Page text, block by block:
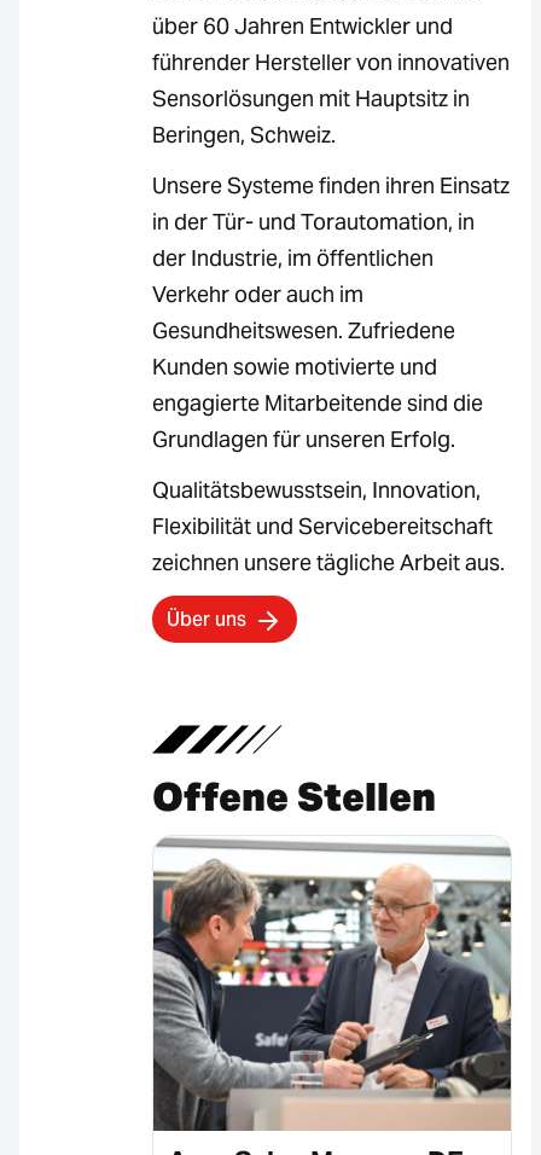
über 60 Jahren Entwickler und
führender Hersteller von innovativen
Sensorlösungen mit Hauptsitz in
Beringen, Schweiz.
Unsere Systeme finden ihren Einsatz
in der Tür- und Torautomation, in
der Industrie, im öffentlichen
Verkehr oder auch im
Gesundheitswesen. Zufriedene
Kunden sowie motivierte und
engagierte Mitarbeitende sind die
Grundlagen für unseren Erfolg.
Qualitätsbewusstsein, Innovation,
Flexibilität und Servicebereitschaft
zeichnen unsere tägliche Arbeit aus.
Über uns
Offene Stellen